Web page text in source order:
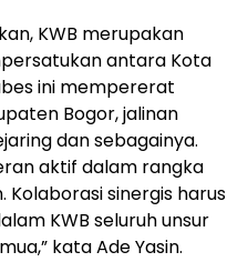
KWB merupakan
antara Kota
ini mempererat
Bogor, jalinan
dan sebagainya.
aktif dalam rangka
sinergis harus
KWB seluruh unsur
kata Ade Yasin.